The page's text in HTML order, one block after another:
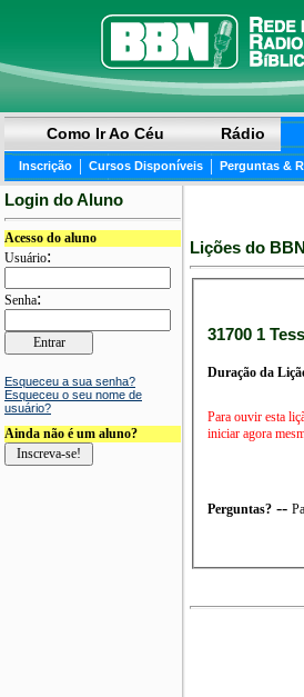
Como Ir Ao Céu Rádio
Inscrição | Cursos Disponíveis | Perguntas &
Login do Aluno
Acesso do aluno
Usuário:
Senha:
Esqueceu a sua senha?
Esqueceu o seu nome de
usuário?
Ainda não é um aluno?
Lições do
31700
Duração da
Para ouvir esta
Perguntas? --